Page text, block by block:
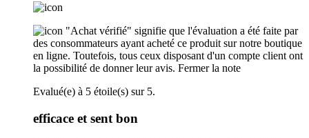
"Achat vérifié" signifie que l'évaluation a été faite par
des consommateurs ayant acheté ce produit sur notre boutique
en ligne. Toutefois, tous ceux disposant d'un compte client ont
la possibilité de donner leur avis. Fermer la note
Evalué(e) à 5 étoile(s) sur 5.
efficace et sent bon